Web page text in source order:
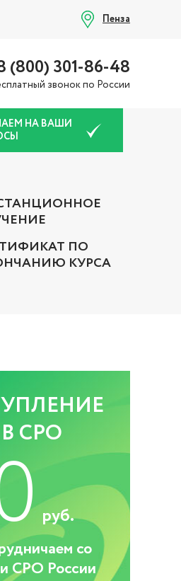
Пенза
(800) 301-86-48
звонок по России
НА ВАШИ
ПО
КУРСА
В СРО
руб.
со
СРО России